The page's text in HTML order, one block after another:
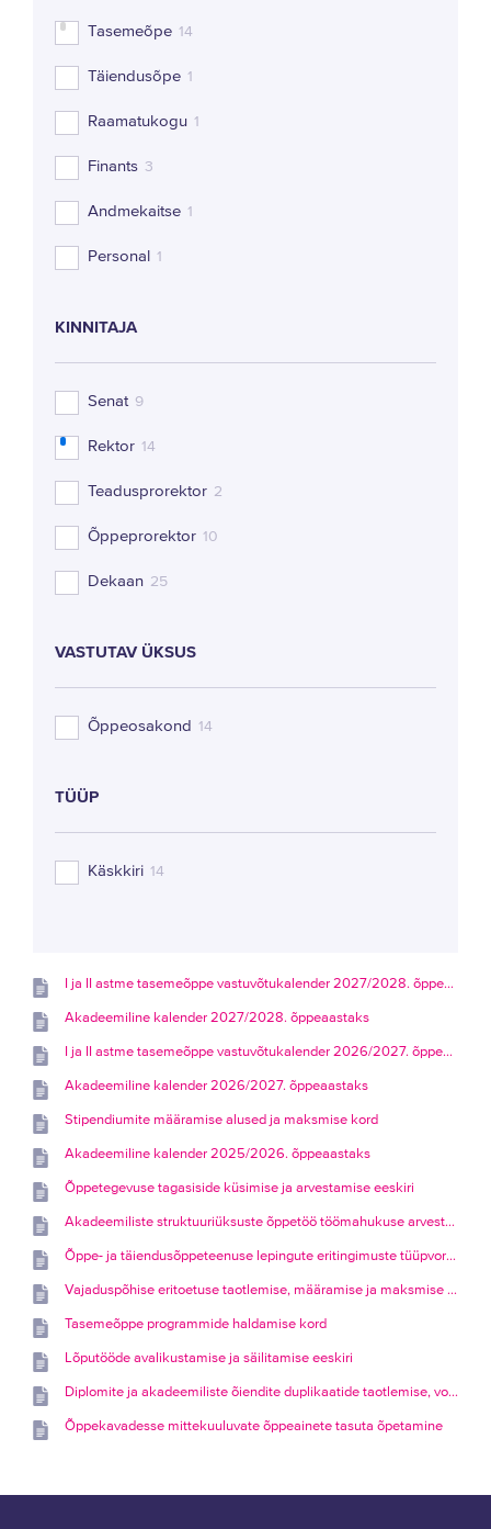
Tasemeõpe 14
Täiendusõpe 1
Raamatukogu 1
Finants 3
Andmekaitse 1
Personal 1
KINNITAJA
Senat 9
Rektor 14
Teadusprorektor 2
Õppeprorektor 10
Dekaan 25
VASTUTAV ÜKSUS
Õppeosakond 14
TÜÜP
Käskkiri 14
I ja II astme tasemeõppe vastuvõtukalender 2027/2028. õppeaastaks
Akadeemiline kalender 2027/2028. õppeaastaks
I ja II astme tasemeõppe vastuvõtukalender 2026/2027. õppeaastaks
Akadeemiline kalender 2026/2027. õppeaastaks
Stipendiumite määramise alused ja maksmise kord
Akadeemiline kalender 2025/2026. õppeaastaks
Õppetegevuse tagasiside küsimise ja arvestamise eeskiri
Akadeemiliste struktuuriüksuste õppetöö töömahukuse arvestamise eeskiri
Õppe- ja täiendusõppeteenuse lepingute eritingimuste tüüpvormide ja üldtingimuste kinnitamine
Vajaduspõhise eritoetuse taotlemise, määramise ja maksmise tingimused ja kord
Tasemeõppe programmide haldamise kord
Lõputööde avalikustamise ja säilitamise eeskiri
Diplomite ja akadeemiliste õiendite duplikaatide taotlemise, vormistamise ja väljaandmise kord
Õppekavadesse mittekuuluvate õppeainete tasuta õpetamine